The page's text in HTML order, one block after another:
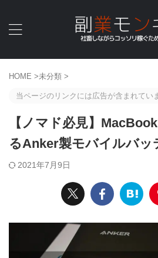
HOME >未分類 >
当ページのリンクには広告が含まれてい
【ノマド必見】
るAnker製モバイルバッ
2021年7月9日